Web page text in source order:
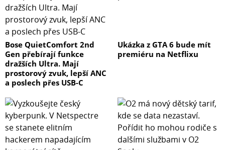
Bose QuietComfort 2nd
Gen přebírají funkce
dražších Ultra. Mají
prostorový zvuk, lepší ANC
a poslech přes USB-C
Ukázka z GTA 6 bude mít
premiéru na Netflixu